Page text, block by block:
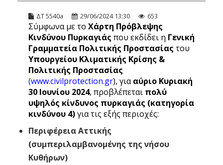
ΔΤ 5540a 29/06/2024 13:30 653
Σύμφωνα με το Χάρτη Πρόβλεψης
Κινδύνου Πυρκαγιάς που εκδίδει η Γενική
Γραμματεία Πολιτικής Προστασίας του
Υπουργείου Κλιματικής Κρίσης &
Πολιτικής Προστασίας
(www.civilprotection.gr), γιααύριο Κυριακή
30 Ιουνίου 2024, προβλέπεται πολύ
υψηλός κίνδυνος πυρκαγιάς (κατηγορία
κινδύνου 4)για τις εξής περιοχές:
Περιφέρεια Αττικής
(συμπεριλαμβανομένης της νήσου
Κυθήρων)